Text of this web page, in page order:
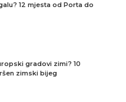
12 mjesta od Porta do
gradovi zimi? 10
zimski bijeg